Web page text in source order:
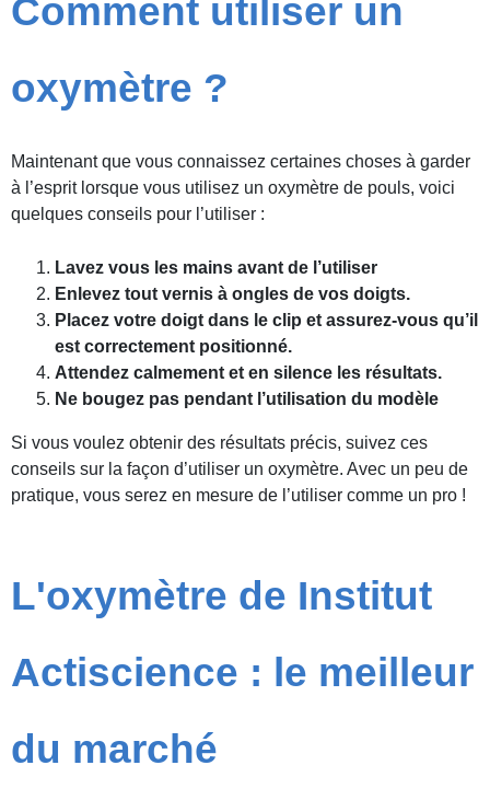
Comment utiliser un
oxymètre ?
Maintenant que vous connaissez certaines choses à garder
à l’esprit lorsque vous utilisez un oxymètre de pouls, voici
quelques conseils pour l’utiliser :
Lavez vous les mains avant de l’utiliser
Enlevez tout vernis à ongles de vos doigts.
Placez votre doigt dans le clip et assurez-vous qu’il
est correctement positionné.
Attendez calmement et en silence les résultats.
Ne bougez pas pendant l’utilisation du modèle
Si vous voulez obtenir des résultats précis, suivez ces
conseils sur la façon d’utiliser un oxymètre. Avec un peu de
pratique, vous serez en mesure de l’utiliser comme un pro !
L'oxymètre de Institut
Actiscience : le meilleur
du marché